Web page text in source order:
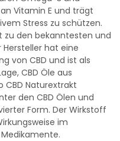
Vitamin E und trägt
Stress zu schützen.
zu den bekanntesten und
hat eine
von CBD und ist als
CBD Öle aus
CBD Naturextrakt
den CBD Ölen und
Form. Der Wirkstoff
im